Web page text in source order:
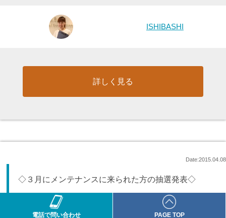
ISHIBASHI
詳しく見る
Date:2015.04.08
◇３月にメンテナンスに来られた方の抽選発表◇
電話で問い合わせ PAGE TOP